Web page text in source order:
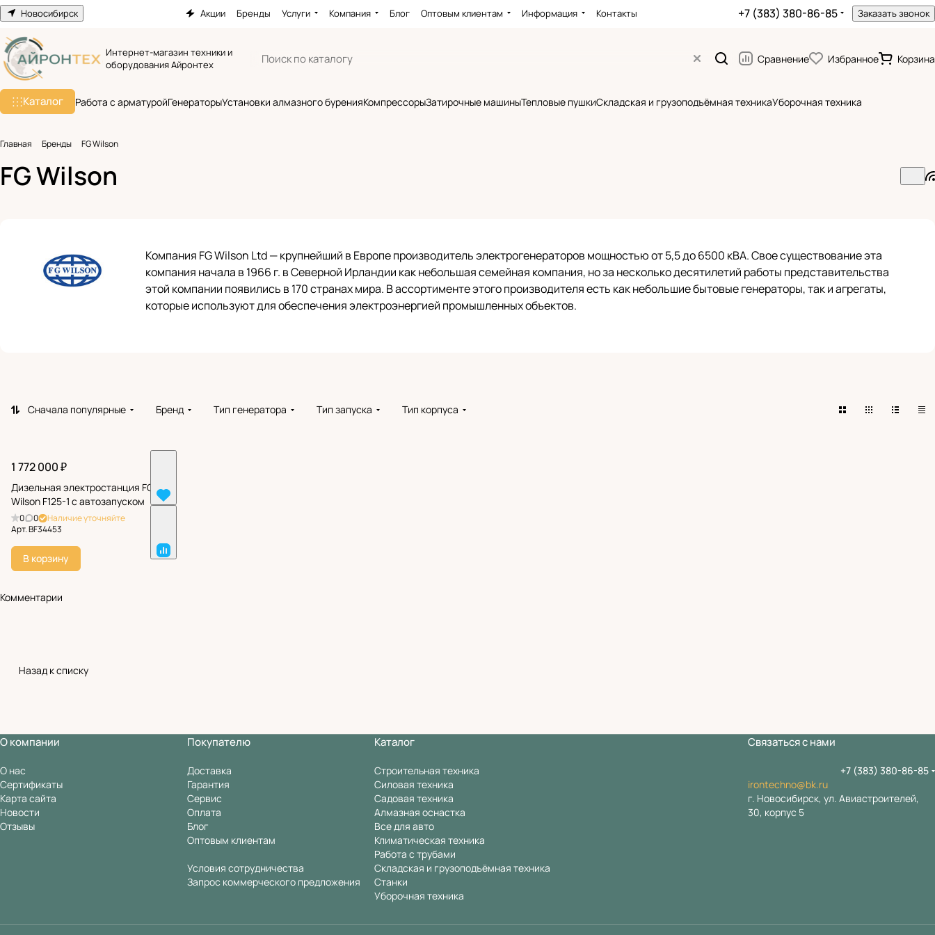
Новосибирск Акции Бренды Услуги Компания Блог Оптовым клиентам Информация Контакты +7 (383) 380-86-85 Заказать звонок
Интернет-магазин техники и
оборудования Айронтех
Сравнение Избранное Корзина
Каталог Работа с арматуройГенераторыУстановки алмазного буренияКомпрессорыЗатирочные машиныТепловые пушкиСкладская и грузоподъёмная техникаУборочная техника
Главная Бренды FG Wilson
FG Wilson
Компания FG Wilson Ltd — крупнейший в Европе производитель электрогенераторов мощностью от 5,5 до 6500 кВА. Свое существование эта
компания начала в 1966 г. в Северной Ирландии как небольшая семейная компания, но за несколько десятилетий работы представительства
этой компании появились в 170 странах мира. В ассортименте этого производителя есть как небольшие бытовые генераторы, так и агрегаты,
которые используют для обеспечения электроэнергией промышленных объектов.
Сначала популярные Бренд Тип генератора Тип запуска Тип корпуса
1 772 000 ₽
Дизельная электростанция FG
Wilson F125-1 с автозапуском
0 0
Наличие уточняйте
Арт.BF34453
В корзину
Комментарии
Назад к списку
О компании
О нас
Сертификаты
Карта сайта
Новости
Отзывы
Покупателю
Доставка
Гарантия
Сервис
Оплата
Блог
Оптовым клиентам
Условия сотрудничества
Запрос коммерческого предложения
Каталог
Строительная техника
Силовая техника
Садовая техника
Алмазная оснастка
Все для авто
Климатическая техника
Работа с трубами
Складская и грузоподъёмная техника
Станки
Уборочная техника
Связаться с нами
+7 (383) 380-86-85
irontechno@bk.ru
г. Новосибирск, ул. Авиастроителей,
30, корпус 5